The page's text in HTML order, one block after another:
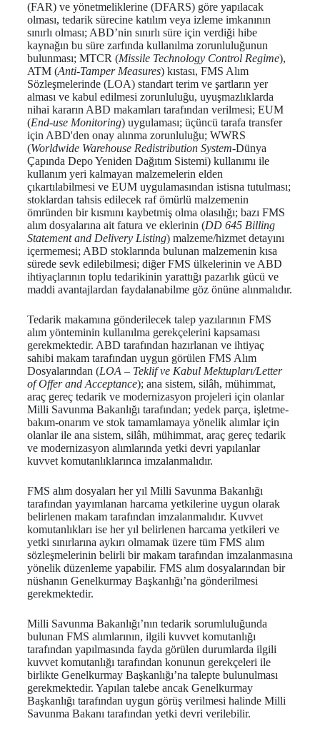
(FAR) ve yönetmeliklerine (DFARS) göre yapılacak
olması, tedarik sürecine katılım veya izleme imkanının
sınırlı olması; ABD’nin sınırlı süre için verdiği hibe
kaynağın bu süre zarfında kullanılma zorunluluğunun
bulunması; MTCR (Missile Technology Control Regime),
ATM (Anti-Tamper Measures) kıstası, FMS Alım
Sözleşmelerinde (LOA) standart terim ve şartların yer
alması ve kabul edilmesi zorunluluğu, uyuşmazlıklarda
nihai kararın ABD makamları tarafından verilmesi; EUM
(End-use Monitoring) uygulaması; üçüncü tarafa transfer
için ABD'den onay alınma zorunluluğu; WWRS
(Worldwide Warehouse Redistribution System-Dünya
Çapında Depo Yeniden Dağıtım Sistemi) kullanımı ile
kullanım yeri kalmayan malzemelerin elden
çıkartılabilmesi ve EUM uygulamasından istisna tutulması;
stoklardan tahsis edilecek raf ömürlü malzemenin
ömründen bir kısmını kaybetmiş olma olasılığı; bazı FMS
alım dosyalarına ait fatura ve eklerinin (DD 645 Billing
Statement and Delivery Listing) malzeme/hizmet detayını
içermemesi; ABD stoklarında bulunan malzemenin kısa
sürede sevk edilebilmesi; diğer FMS ülkelerinin ve ABD
ihtiyaçlarının toplu tedarikinin yarattığı pazarlık gücü ve
maddi avantajlardan faydalanabilme göz önüne alınmalıdır.
Tedarik makamına gönderilecek talep yazılarının FMS
alım yönteminin kullanılma gerekçelerini kapsaması
gerekmektedir. ABD tarafından hazırlanan ve ihtiyaç
sahibi makam tarafından uygun görülen FMS Alım
Dosyalarından (LOA – Teklif ve Kabul Mektupları/Letter
of Offer and Acceptance); ana sistem, silâh, mühimmat,
araç gereç tedarik ve modernizasyon projeleri için olanlar
Milli Savunma Bakanlığı tarafından; yedek parça, işletme-
bakım-onarım ve stok tamamlamaya yönelik alımlar için
olanlar ile ana sistem, silâh, mühimmat, araç gereç tedarik
ve modernizasyon alımlarında yetki devri yapılanlar
kuvvet komutanlıklarınca imzalanmalıdır.
FMS alım dosyaları her yıl Milli Savunma Bakanlığı
tarafından yayımlanan harcama yetkilerine uygun olarak
belirlenen makam tarafından imzalanmalıdır. Kuvvet
komutanlıkları ise her yıl belirlenen harcama yetkileri ve
yetki sınırlarına aykırı olmamak üzere tüm FMS alım
sözleşmelerinin belirli bir makam tarafından imzalanmasına
yönelik düzenleme yapabilir. FMS alım dosyalarından bir
nüshanın Genelkurmay Başkanlığı’na gönderilmesi
gerekmektedir.
Milli Savunma Bakanlığı’nın tedarik sorumluluğunda
bulunan FMS alımlarının, ilgili kuvvet komutanlığı
tarafından yapılmasında fayda görülen durumlarda ilgili
kuvvet komutanlığı tarafından konunun gerekçeleri ile
birlikte Genelkurmay Başkanlığı’na talepte bulunulması
gerekmektedir. Yapılan talebe ancak Genelkurmay
Başkanlığı tarafından uygun görüş verilmesi halinde Milli
Savunma Bakanı tarafından yetki devri verilebilir.